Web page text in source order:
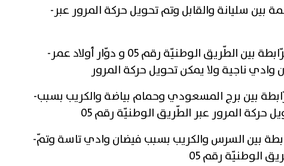
-بين سليانة والقابل وتم تحويل حركة المرور عبر
-الطّريق الجهويّة رقم 60 الرّابطة بين الطّريق الوطنيّة رقم 05 و دوّار أولاد عمر
ناجية ولا يمكن تحويل حركة المرور
-المحليّة رقم 714 الرّابطة بين برج المسعودي وحمام بياضة والكريب بسبب
حركة المرور عبر الطّريق الوطنيّة رقم 05
-الوطنيّة رقم 18 الرّابطة بين السرس والكريب بسبب فيضان وادي تاسة وتمّ
الوطنيّة رقم 05